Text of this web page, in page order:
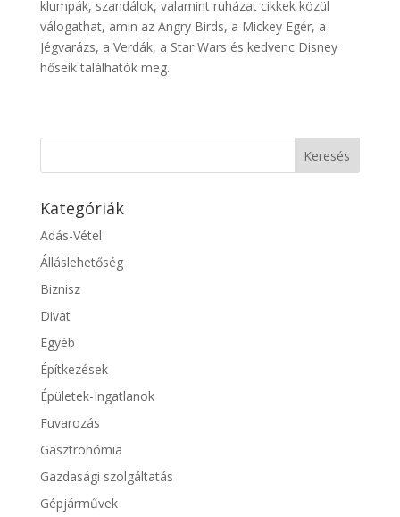
klumpák, szandálok, valamint ruházat cikkek közül
válogathat, amin az Angry Birds, a Mickey Egér, a
Jégvarázs, a Verdák, a Star Wars és kedvenc Disney
hőseik találhatók meg.
Kategóriák
Adás-Vétel
Álláslehetőség
Biznisz
Divat
Egyéb
Építkezések
Épületek-Ingatlanok
Fuvarozás
Gasztronómia
Gazdasági szolgáltatás
Gépjárművek